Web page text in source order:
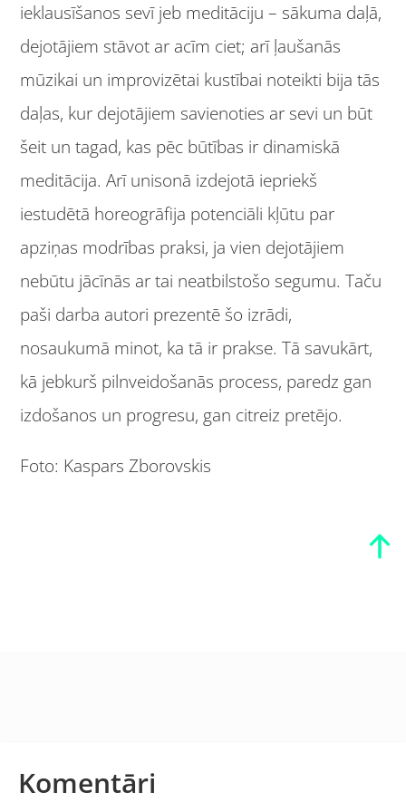
ieklausīšanos sevī jeb meditāciju – sākuma daļā,
dejotājiem stāvot ar acīm ciet; arī ļaušanās
mūzikai un improvizētai kustībai noteikti bija tās
daļas, kur dejotājiem savienoties ar sevi un būt
šeit un tagad, kas pēc būtības ir dinamiskā
meditācija. Arī unisonā izdejotā iepriekš
iestudētā horeogrāfija potenciāli kļūtu par
apziņas modrības praksi, ja vien dejotājiem
nebūtu jācīnās ar tai neatbilstošo segumu. Taču
paši darba autori prezentē šo izrādi,
nosaukumā minot, ka tā ir prakse. Tā savukārt,
kā jebkurš pilnveidošanās process, paredz gan
izdošanos un progresu, gan citreiz pretējo.
Foto: Kaspars Zborovskis
Komentāri